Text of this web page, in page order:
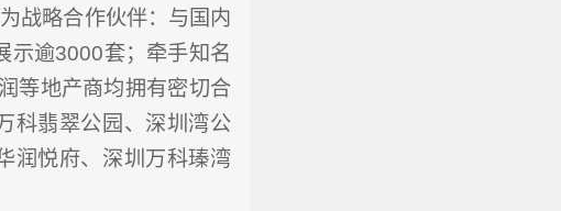
战略合作伙伴：与国内
示逾3000套；牵手知名
等地产商均拥有密切合
科翡翠公园、深圳湾公
润悦府、深圳万科瑧湾